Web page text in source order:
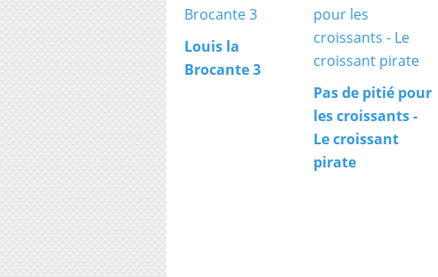
Louis la
Brocante 3
Pas de pitié pour
les croissants -
Le croissant
pirate